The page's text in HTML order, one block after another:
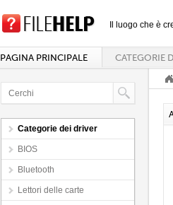
Il luogo che è
PAGINA PRINCIPALE CATEGORIE
Categorie dei driver
BIOS
Bluetooth
Lettori delle carte